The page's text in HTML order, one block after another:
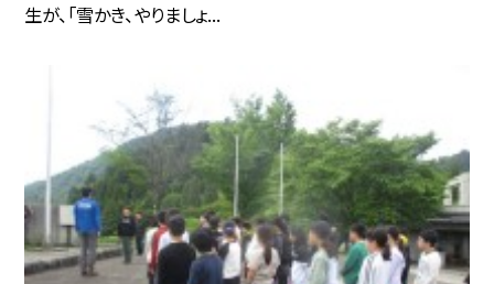
生が、「雪かき、やりましょ...